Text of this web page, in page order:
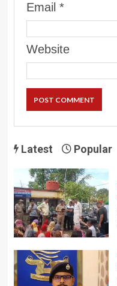
Email*
Website
Latest Popular